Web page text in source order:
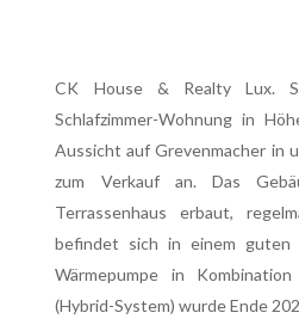
CK House & Realty Lux.
Schlafzimmer-Wohnung in
Aussicht auf Grevenmacher in
zum Verkauf an. Das
Terrassenhaus erbaut,
befindet sich in einem guten
Wärmepumpe in
(Hybrid-System) wurde Ende